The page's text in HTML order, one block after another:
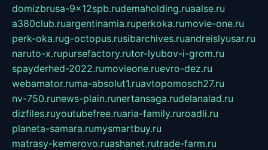
domizbrusa-9x12spb.rudemaholding.ruaalse.ru
a380club.ruargentinamia.ruperkoka.rumovie-one.ru
perk-oka.rug-octopus.rusibarchives.ruandreislyusar.ru
naruto-x.rupursefactory.rutor-lyubov-i-grom.ru
spayderhed-2022.rumovieone.ruevro-dez.ru
webamator.ruma-absolut1.ruavtopomosch27.ru
nv-750.runews-plain.runertansaga.rudelanalad.ru
dizfiles.ruyoutubefree.ruaria-family.ruroadli.ru
planeta-samara.rumysmartbuy.ru
matrasy-kemerovo.ruashanet.rutrade-farm.ru